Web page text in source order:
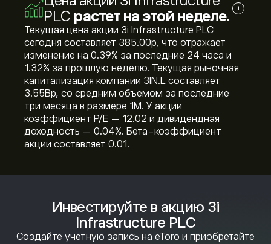
Инвестируйте в акцию 3i
Infrastructure PLC
Создайте учетную запись на eToro и приобретайте
PLC растет на этой неделе. i
Текущая цена акции 3i Infrastructure PLC
сегодня составляет 385.00‎p‎, что отражает
изменение на ‎0.39‎% за последние 24 часа и
‎1.32‎% за прошлую неделю. Текущая рыночная
капитализация компании 3IN.L составляет
3.55B‎p‎, со средним объемом за последние
три месяца в размере 1M. У акции
коэффициент P/E — 12.02 и дивидендная
доходность — 0.04%. Бета-коэффициент
акции составляет 0.01.